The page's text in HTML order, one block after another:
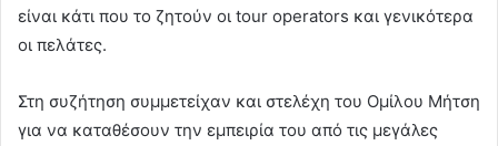
είναι κάτι που το ζητούν οι tour operators και γενικότερα
οι πελάτες.
Στη συζήτηση συμμετείχαν και στελέχη του Ομίλου Μήτση
για να καταθέσουν την εμπειρία του από τις μεγάλες